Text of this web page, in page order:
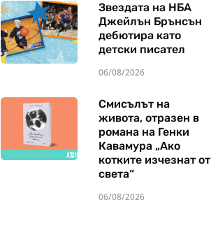
Звездата на НБА
Джейлън Брънсън
дебютира като
детски писател
06/08/2026
Смисълът на
живота, отразен в
романа на Генки
Кавамура „Ако
котките изчезнат от
света“
06/08/2026